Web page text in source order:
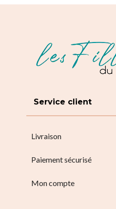
Service client
Livraison
Paiement sécurisé
Mon compte